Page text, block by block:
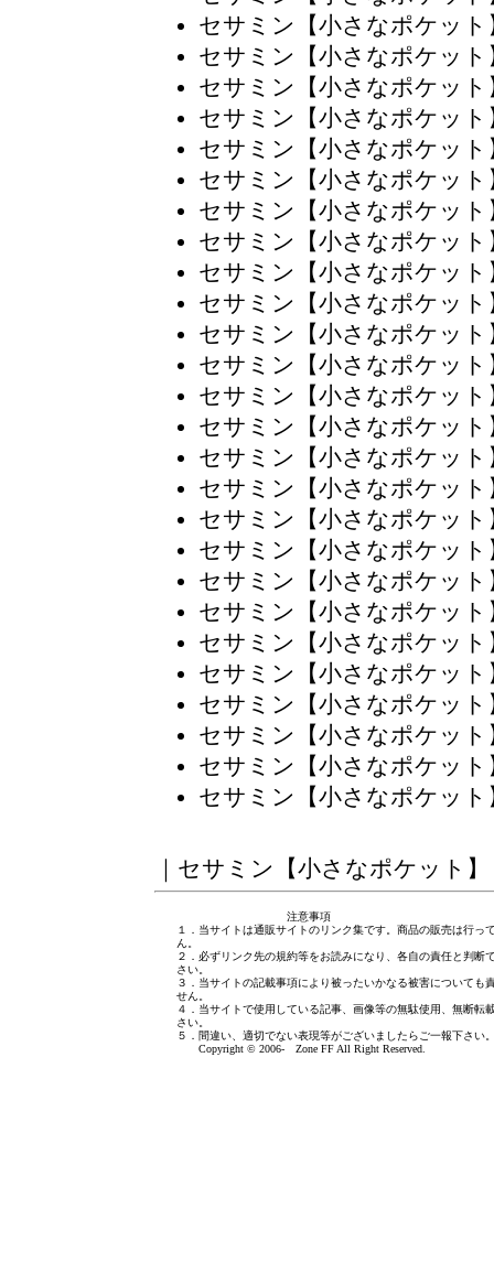
セサミン【小さなポケッ
セサミン【小さなポケッ
セサミン【小さなポケッ
セサミン【小さなポケッ
セサミン【小さなポケッ
セサミン【小さなポケッ
セサミン【小さなポケッ
セサミン【小さなポケッ
セサミン【小さなポケット
セサミン【小さなポケッ
セサミン【小さなポケッ
セサミン【小さなポケッ
セサミン【小さなポケッ
セサミン【小さなポケッ
セサミン【小さなポケッ
セサミン【小さなポケッ
セサミン【小さなポケッ
セサミン【小さなポケッ
セサミン【小さなポケッ
セサミン【小さなポケッ
セサミン【小さなポケッ
セサミン【小さなポケッ
セサミン【小さなポケッ
セサミン【小さなポケッ
セサミン【小さなポケッ
セサミン【小さなポケッ
｜ セサミン【小さなポケット】
注意事項
１．当サイトは通販サイトのリンク集です。商品の販売は行っ
ん。
２．必ずリンク先の規約等をお読みになり、各自の責任と判断
さい。
３．当サイトの記載事項により被ったいかなる被害についても
せん。
４．当サイトで使用している記事、画像等の無駄使用、無断転
さい。
５．間違い、適切でない表現等がございましたら ご一報下さい
Copyright © 2006- Zone FF All Right Reserved.